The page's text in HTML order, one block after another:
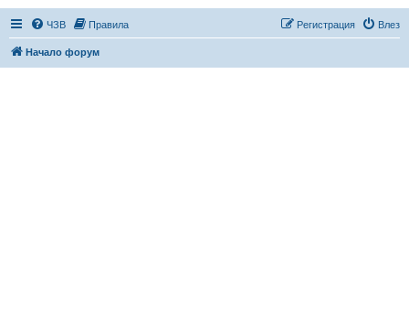
ЧЗВ Правила Влез
Регистрация
Начало форум